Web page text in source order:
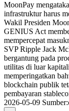
MoonPay
infrastruktur harus
Wakil Presiden
GENIUS Act
mempercepat
SVP Ripple Jack
bergantung pada
utilitas di luar
memperingatkan
blockchain publik
pembayaran
2026-05-09 Sumber: